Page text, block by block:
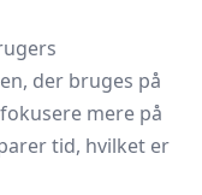
der bruges på
mere på
tid, hvilket er